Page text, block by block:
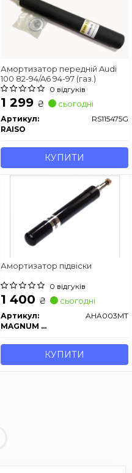
Амортизатор передній Audi
100 82-94/A6 94-97 (газ.)
0 відгуків
1 299 ₴ сьогодні
Артикул:
RS115475G
RAISO
КУПИТИ
Амортизатор підвіски
0 відгуків
1 400 ₴ сьогодні
Артикул:
AHA003MT
MAGNUM TECHNOLOGY
КУПИТИ